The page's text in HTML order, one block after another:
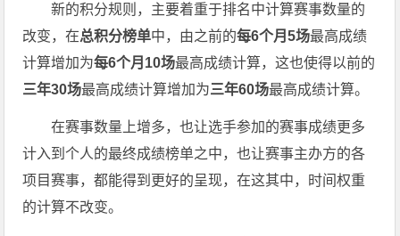
新的积分规则，主要着重于排名中计算赛事数量的
改变，在总积分榜单中，由之前的每6个月5场最高成绩
计算增加为每6个月10场最高成绩计算，这也使得以前的
三年30场最高成绩计算增加为三年60场最高成绩计算。
在赛事数量上增多，也让选手参加的赛事成绩更多
计入到个人的最终成绩榜单之中，也让赛事主办方的各
项目赛事，都能得到更好的呈现，在这其中，时间权重
的计算不改变。